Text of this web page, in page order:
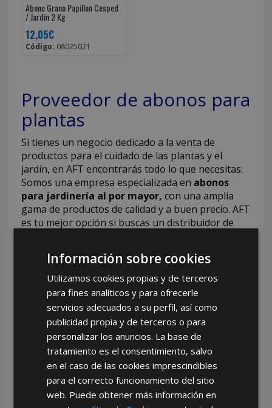
Abono Grano Papillon Cesped
/ Jardin 2 Kg
12,05€
Código: 08025021
Proveedor de abonos para
plantas
Si tienes un negocio dedicado a la venta de
productos para el cuidado de las plantas y el
jardín, en AFT encontrarás todo lo que necesitas.
Somos una empresa especializada en abonos
para jardinería al por mayor, con una amplia
gama de productos de calidad y a buen precio. AFT
es tu mejor opción si buscas un distribuidor de
como proveedores de abonos para plantas y
otros artículos relacionados, como macetas,
semillas, herramientas, mangueras o regaderas.
Haz un pedido grande y aprovecha las ventajas de
comprar abonos para jardinería al por mayor.
Además, te ofrecemos asesoramiento
personalizado para que puedas elegir los
productos que mejor se adapten a las necesidades
de tus clientes. Consulta nuestro catálogo online y
descubre la variedad y calidad de nuestros
Información sobre cookies
Utilizamos cookies propias y de terceros
para fines analíticos y para ofrecerle
servicios adecuados a su perfil, así como
publicidad propia y de terceros o para
personalizar los anuncios. La base de
tratamiento es el consentimiento, salvo
en el caso de las cookies imprescindibles
para el correcto funcionamiento del sitio
web. Puede obtener más información en